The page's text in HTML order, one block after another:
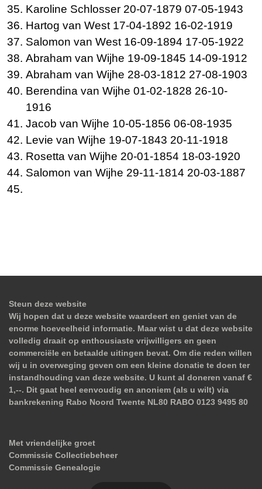
Karoline Schlosser 20-07-1879 07-05-1943
Hartog van West 17-04-1892 16-02-1919
Salomon van West 16-09-1894 17-05-1922
Abraham van Wijhe 19-09-1845 14-09-1912
Abraham van Wijhe 28-03-1812 27-08-1903
Berendina van Wijhe 01-02-1828 26-10-
1916
Jacob van Wijhe 10-05-1856 06-08-1935
Levie van Wijhe 19-07-1843 20-11-1918
Rosetta van Wijhe 20-01-1854 18-03-1920
Salomon van Wijhe 29-11-1814 20-03-1887
Steun deze website
Wij hopen dat u deze website waardeert en geniet van de
enorme hoeveelheid informatie. Maar wist u dat deze website
volledig draait op enthousiaste vrijwilligers en geen
commerciële en betaalde uitingen bevat. Om die reden willen
wij u in overweging geven om een kleine donatie te doen ter
instandhouding van deze website. U kunt al doneren vanaf €
1,--. Dit gaat heel eenvoudig en anoniem (als u wilt) via
bankrekening Rabo Noord Twente NL80 RABO 0123 9495 80
Met vriendelijke groet
Commissie Collectiebeheer
Commissie Genealogie